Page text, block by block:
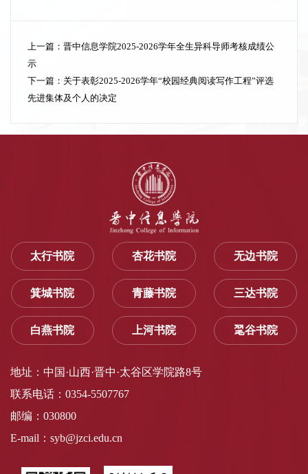
上一篇： 晋中信息学院2025-2026学年全生异科导师考核成绩公
示
下一篇： 关于表彰2025-2026学年“校园经典阅读写作工程”评选
先进集体及个人的决定
太行书院 杏花书院 无边书院
箕城书院 青藤书院 三达书院
白燕书院 上河书院 毣谷书院
地址：中国·山西·晋中·太谷区学院路8号
联系电话：0354-5507767
邮编：030800
E-mail：syb@jzci.edu.cn